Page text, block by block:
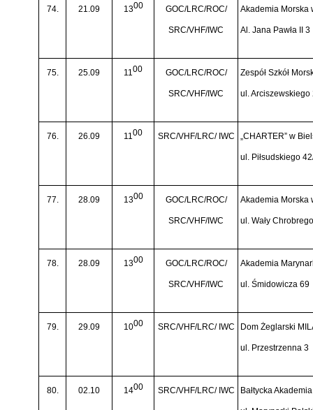
74. 21.09 1300 GOC/LRC/ROC/
SRC/VHF/IWC
Akademia Morska
Al. Jana Pawła II 3
75. 25.09 1100 GOC/LRC/ROC/
SRC/VHF/IWC
Zespół Szkół
ul. Arciszewskiego
76. 26.09 1100 SRC/VHF/LRC/ IWC „CHARTER” w
ul. Piłsudskiego
77. 28.09 1300 GOC/LRC/ROC/
SRC/VHF/IWC
Akademia Morska
ul. Wały
78. 28.09 1300 GOC/LRC/ROC/
SRC/VHF/IWC
Akademia
ul. Śmidowicza 69
79. 29.09 1000 SRC/VHF/LRC/ IWC Dom Żeglarski
ul. Przestrzenna 3
80. 02.10 1400 SRC/VHF/LRC/ IWC Bałtycka